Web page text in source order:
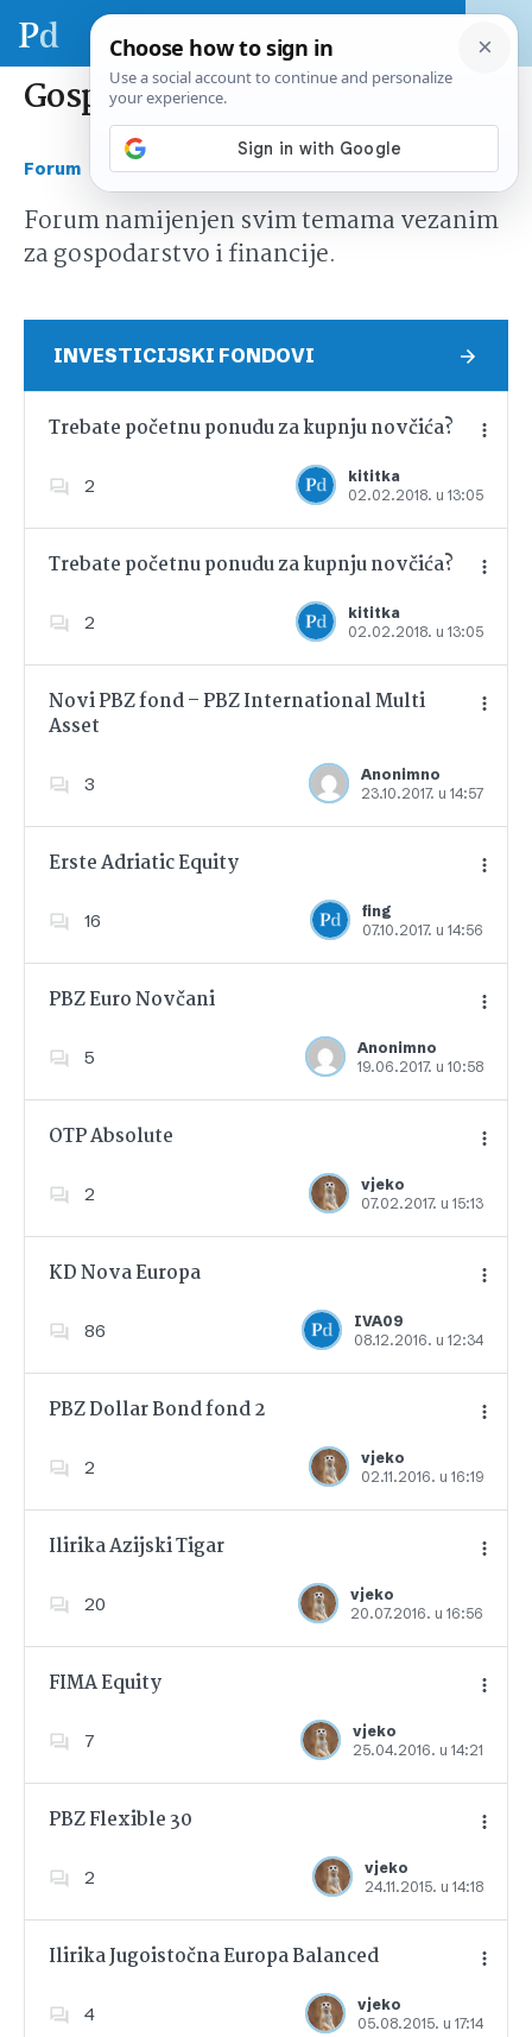
Gospodarstvo i financije
Forum Gospodarstvo i financije
Forum namijenjen svim temama vezanim
za gospodarstvo i financije.
INVESTICIJSKI FONDOVI
Trebate početnu ponudu za kupnju novčića?
2
kititka
02.02.2018. u 13:05
Dodajte u favorite
Trebate početnu ponudu za kupnju novčića?
2
kititka
02.02.2018. u 13:05
Dodajte u favorite
Novi PBZ fond – PBZ International Multi
Asset
3
Anonimno
23.10.2017. u 14:57
Dodajte u favorite
Erste Adriatic Equity
16
fing
07.10.2017. u 14:56
Dodajte u favorite
PBZ Euro Novčani
5
Anonimno
19.06.2017. u 10:58
Dodajte u favorite
OTP Absolute
2
vjeko
07.02.2017. u 15:13
Dodajte u favorite
KD Nova Europa
86
IVA09
08.12.2016. u 12:34
Dodajte u favorite
PBZ Dollar Bond fond 2
2
vjeko
02.11.2016. u 16:19
Dodajte u favorite
Ilirika Azijski Tigar
20
vjeko
20.07.2016. u 16:56
Dodajte u favorite
FIMA Equity
7
vjeko
25.04.2016. u 14:21
Dodajte u favorite
PBZ Flexible 30
2
vjeko
24.11.2015. u 14:18
Dodajte u favorite
Ilirika Jugoistočna Europa Balanced
4
vjeko
05.08.2015. u 17:14
Dodajte u favorite